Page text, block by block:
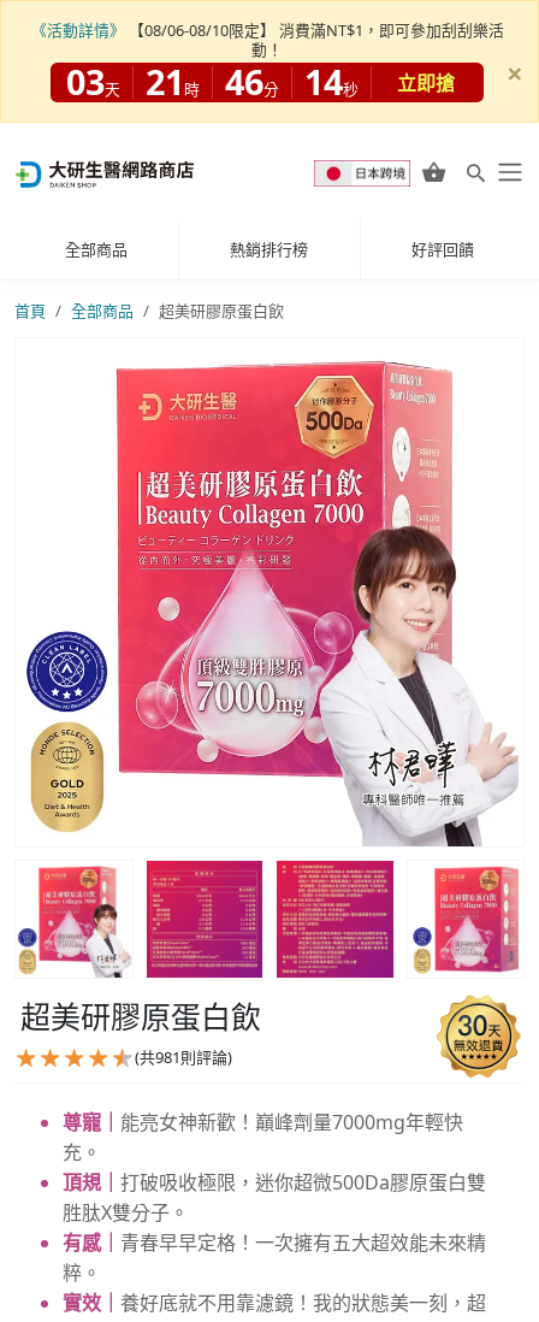
全部商品 熱銷排行榜 好評回饋
首頁 全部商品 超美研膠原蛋白飲
超美研膠原蛋白飲
(共981則評論)
尊寵｜ 能亮女神新歡！巔峰劑量7000mg年輕快
充。
頂規｜ 打破吸收極限，迷你超微500Da膠原蛋白雙
胜肽X雙分子。
有感｜ 青春早早定格！一次擁有五大超效能未來精
粹。
實效｜ 養好底就不用靠濾鏡！我的狀態美一刻，超
《活動詳情》
【08/06-08/10限定】 消費滿NT$1，即可參加刮刮樂活
動！
03天 21 時 46分 12秒 立即搶 ×